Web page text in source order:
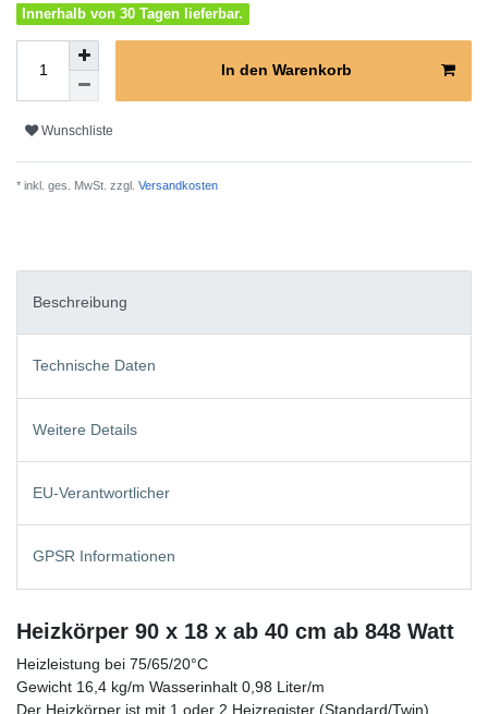
Innerhalb von 30 Tagen lieferbar.
In den Warenkorb
Wunschliste
* inkl. ges. MwSt. zzgl. Versandkosten
Beschreibung
Technische Daten
Weitere Details
EU-Verantwortlicher
GPSR Informationen
Heizkörper 90 x 18 x ab 40 cm ab 848 Watt
Heizleistung bei 75/65/20°C
Gewicht 16,4 kg/m Wasserinhalt 0,98 Liter/m
Der Heizkörper ist mit 1 oder 2 Heizregister (Standard/Twin)